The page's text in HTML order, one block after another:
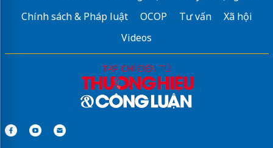
Chính sách & Pháp luật
OCOP Tư vấn
Xã hội
Videos